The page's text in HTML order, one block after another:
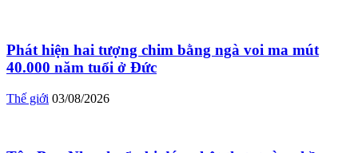
Phát hiện hai tượng chim bằng ngà voi ma mút
40.000 năm tuổi ở Đức
Thế giới 03/08/2026